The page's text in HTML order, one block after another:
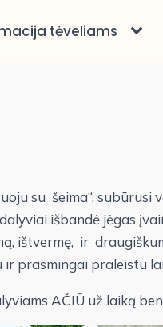
tėveliams
su šeima“,
išbandė jėgas
ištvermę, ir
prasmingai praleistu
AČIŪ už laiką